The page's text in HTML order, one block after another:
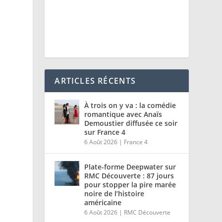
ARTICLES RÉCENTS
À trois on y va : la comédie
romantique avec Anaïs
Demoustier diffusée ce soir
sur France 4
6 Août 2026 | France 4
Plate-forme Deepwater sur
RMC Découverte : 87 jours
pour stopper la pire marée
noire de l’histoire
américaine
6 Août 2026 | RMC Découverte